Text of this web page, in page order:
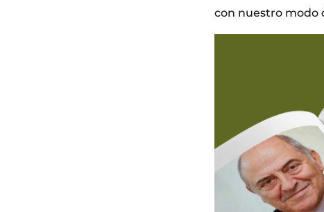
con nuestro modo